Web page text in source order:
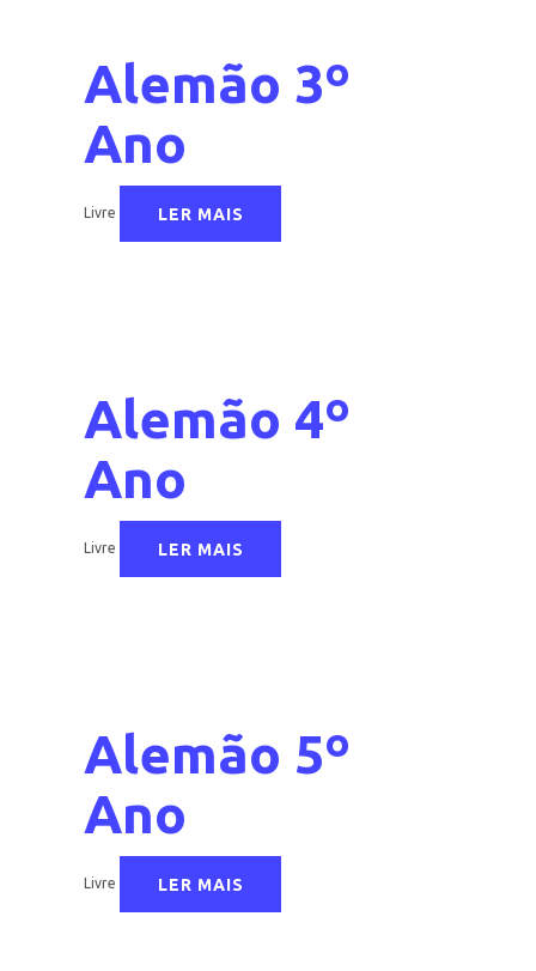
Alemão 3º
Ano
Livre LER MAIS
Alemão 4º
Ano
Livre LER MAIS
Alemão 5º
Ano
Livre LER MAIS